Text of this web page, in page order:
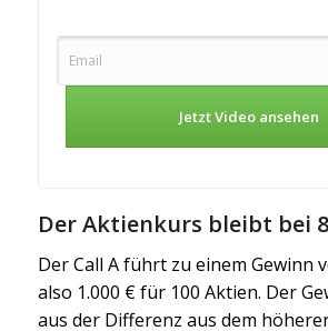
Jetzt Video ansehen
Der Aktienkurs bleibt bei
Der Call A führt zu einem Gewinn
also 1.000 € für 100 Aktien. Der
aus der Differenz aus dem